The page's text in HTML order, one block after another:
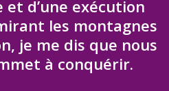
et d’une exécution
les montagnes
je me dis que nous
à conquérir.